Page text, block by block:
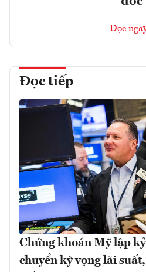
Đọc
Đọc tiếp
Chứng khoán Mỹ lập
chuyển kỳ vọng lãi